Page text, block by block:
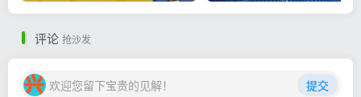
评论 抢沙发
欢迎您留下宝贵的见解！ 提交